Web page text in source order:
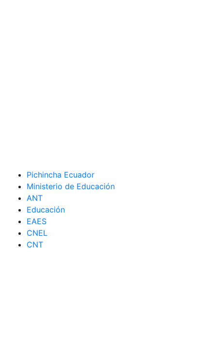
Pichincha Ecuador
Ministerio de Educación
ANT
Educación
EAES
CNEL
CNT